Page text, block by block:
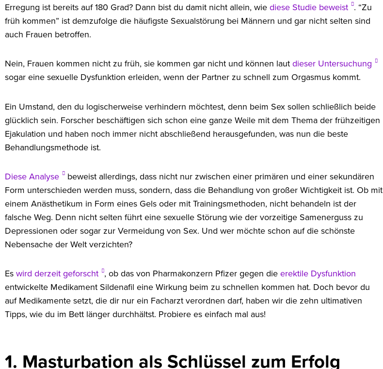
Erregung ist bereits auf 180 Grad? Dann bist du damit nicht allein, wie diese Studie beweist . “Zu
früh kommen” ist demzufolge die häufigste Sexualstörung bei Männern und gar nicht selten sind
auch Frauen betroffen.
Nein, Frauen kommen nicht zu früh, sie kommen gar nicht und können laut dieser Untersuchung
sogar eine sexuelle Dysfunktion erleiden, wenn der Partner zu schnell zum Orgasmus kommt.
Ein Umstand, den du logischerweise verhindern möchtest, denn beim Sex sollen schließlich beide
glücklich sein. Forscher beschäftigen sich schon eine ganze Weile mit dem Thema der frühzeitigen
Ejakulation und haben noch immer nicht abschließend herausgefunden, was nun die beste
Behandlungsmethode ist.
Diese Analyse
beweist allerdings, dass nicht nur zwischen einer primären und einer sekundären
Form unterschieden werden muss, sondern, dass die Behandlung von großer Wichtigkeit ist. Ob mit
einem Anästhetikum in Form eines Gels oder mit Trainingsmethoden, nicht behandeln ist der
falsche Weg. Denn nicht selten führt eine sexuelle Störung wie der vorzeitige Samenerguss zu
Depressionen oder sogar zur Vermeidung von Sex. Und wer möchte schon auf die schönste
Nebensache der Welt verzichten?
Es wird derzeit geforscht , ob das von Pharmakonzern Pfizer gegen die erektile Dysfunktion
entwickelte Medikament Sildenafil eine Wirkung beim zu schnellen kommen hat. Doch bevor du
auf Medikamente setzt, die dir nur ein Facharzt verordnen darf, haben wir die zehn ultimativen
Tipps, wie du im Bett länger durchhältst. Probiere es einfach mal aus!
1. Masturbation als Schlüssel zum Erfolg